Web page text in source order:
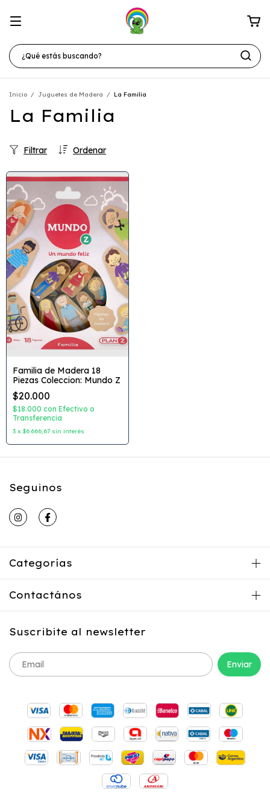
Inicio / Juguetes de Madera / La Familia
La Familia
Ordenar
Filtrar
Familia de Madera 18
Piezas Coleccion: Mundo Z
$20.000
$18.000 con Efectivo o
Transferencia
3 x $6.666,67 sin interés
Seguinos
Categorías
Contactános
Suscribite al newsletter